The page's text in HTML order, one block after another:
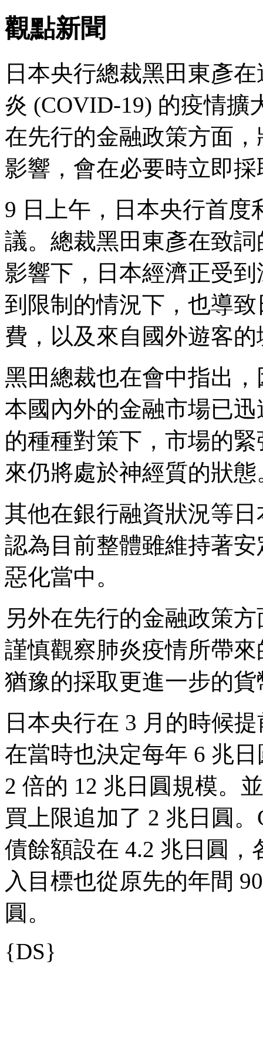
觀點新聞
日本央行總裁黑田東彥
炎 (COVID-19) 的疫情擴
在先行的金融政策方面
影響，會在必要時立即
9 日上午，日本央行首度
議。總裁黑田東彥在致
影響下，日本經濟正受
到限制的情況下，也導
費，以及來自國外遊客
黑田總裁也在會中指出
本國內外的金融市場已
的種種對策下，市場的
來仍將處於神經質的狀態
其他在銀行融資狀況等
認為目前整體雖維持著
惡化當中。
另外在先行的金融政策
謹慎觀察肺炎疫情所帶
猶豫的採取更進一步的
日本央行在 3 月的時候
在當時也決定每年 6 兆
2 倍的 12 兆日圓規模。
買上限追加了 2 兆日圓
債餘額設在 4.2 兆日圓，
入目標也從原先的年間
圓。
{DS}